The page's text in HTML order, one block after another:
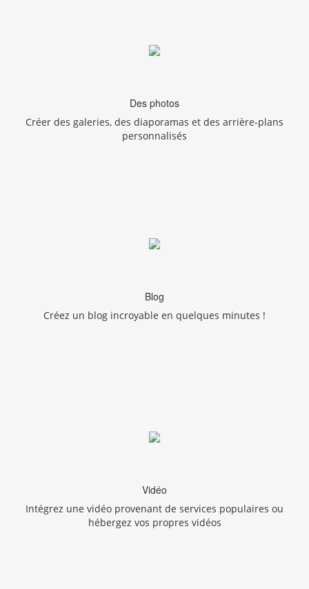
Des photos
Créer des galeries, des diaporamas et des arrière-plans
personnalisés
Blog
Créez un blog incroyable en quelques minutes !
Vidéo
Intégrez une vidéo provenant de services populaires ou
hébergez vos propres vidéos